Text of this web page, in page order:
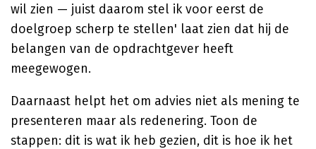
wil zien — juist daarom stel ik voor eerst de
doelgroep scherp te stellen' laat zien dat hij de
belangen van de opdrachtgever heeft
meegewogen.
Daarnaast helpt het om advies niet als mening te
presenteren maar als redenering. Toon de
stappen: dit is wat ik heb gezien, dit is hoe ik het